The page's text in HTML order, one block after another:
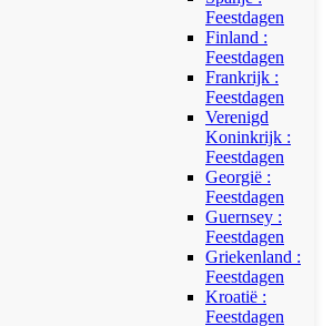
Feestdagen
Finland :
Feestdagen
Frankrijk :
Feestdagen
Verenigd
Koninkrijk :
Feestdagen
Georgië :
Feestdagen
Guernsey :
Feestdagen
Griekenland :
Feestdagen
Kroatië :
Feestdagen